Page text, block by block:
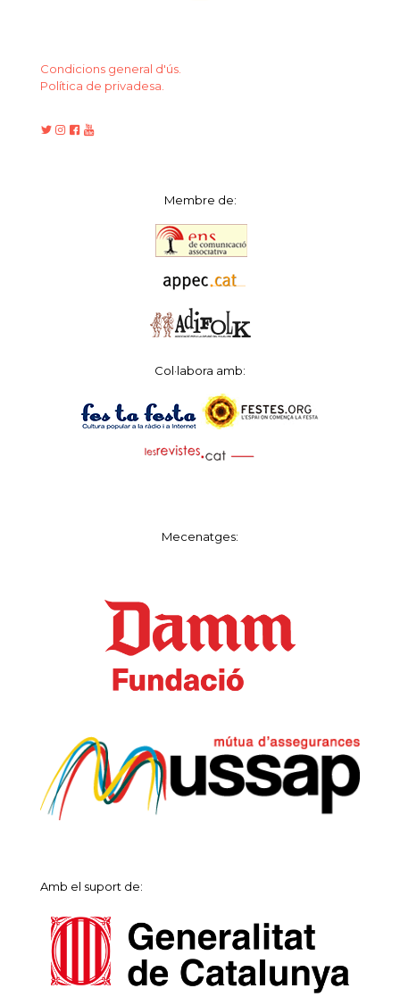
Condicions general d'ús.
Política de privadesa.
Membre de:
Col·labora amb:
Mecenatges:
Amb el suport de: